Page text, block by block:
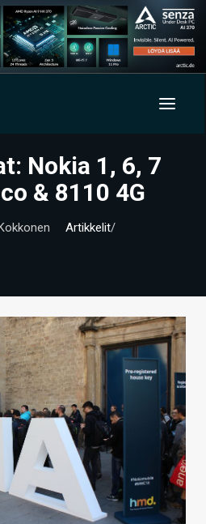
Nokia 1, 6, 7
& 8110 4G
Artikkelit/